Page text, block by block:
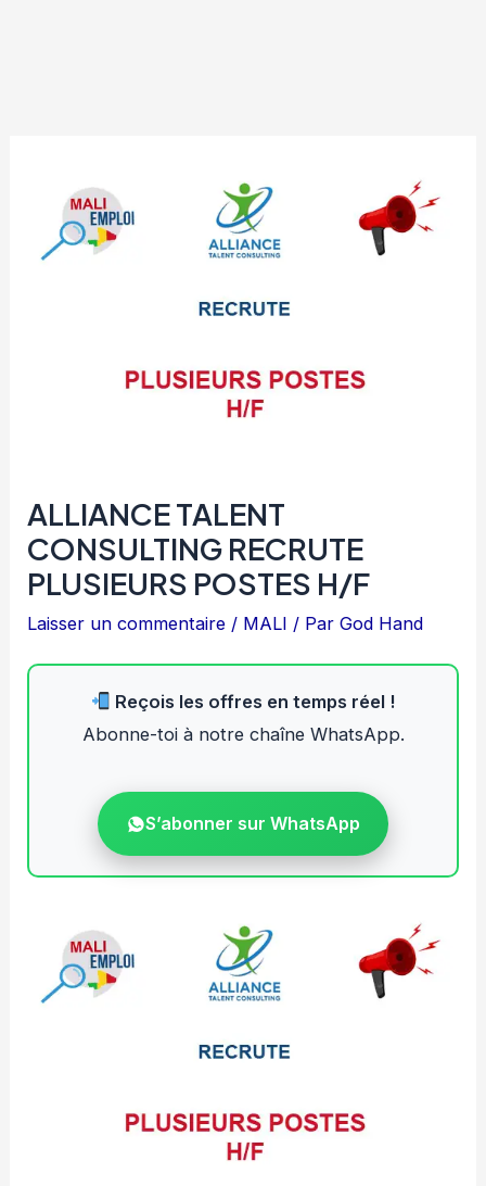
ALLIANCE TALENT
CONSULTING RECRUTE
PLUSIEURS POSTES H/F
Laisser un commentaire / MALI / ParGod Hand
Reçois les offres en temps réel !
Abonne-toi à notre chaîne WhatsApp.
S’abonner sur WhatsApp